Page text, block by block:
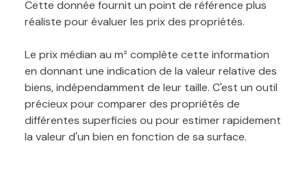
Cette donnée fournit un point de référence plus
réaliste pour évaluer les prix des propriétés.
Le prix médian au m² complète cette information
en donnant une indication de la valeur relative des
biens, indépendamment de leur taille. C'est un outil
précieux pour comparer des propriétés de
différentes superficies ou pour estimer rapidement
la valeur d'un bien en fonction de sa surface.